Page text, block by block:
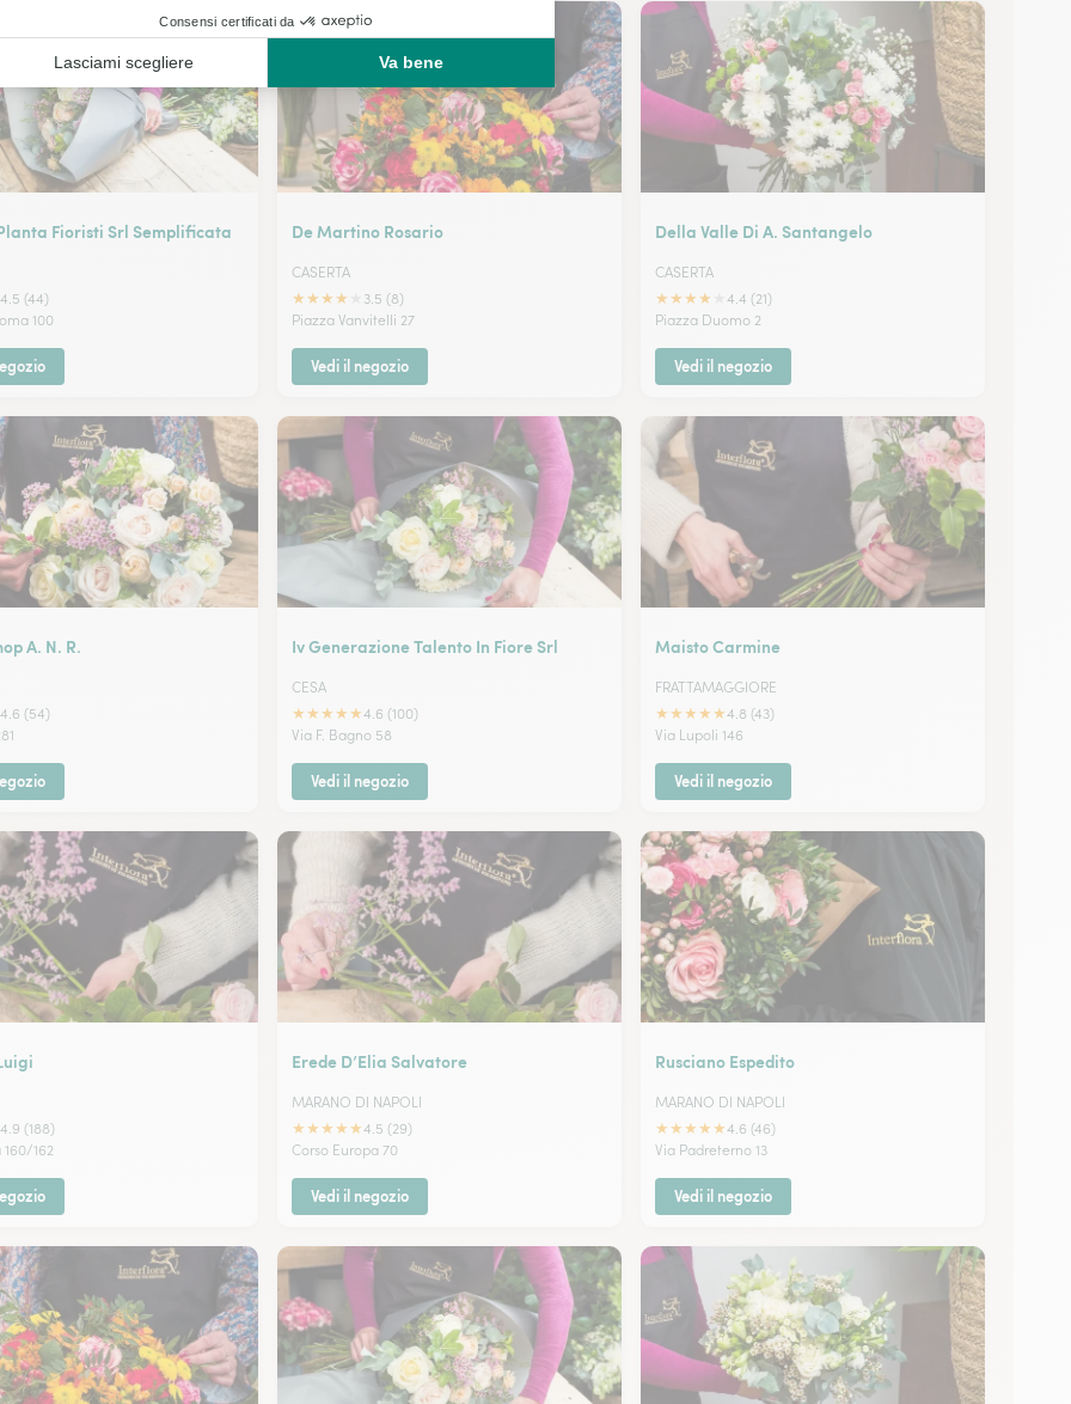
Fioristi Srl Semplificata
4.5 (44)
100
De Martino Rosario
CASERTA
★★★★
3.5 (8)
Piazza Vanvitelli 27
Vedi il negozio
Della Valle Di A. Santangelo
CASERTA
★★★★
4.4 (21)
Piazza Duomo 2
Vedi il negozio
A. N. R.
4.6 (54)
Iv Generazione Talento In Fiore Srl
CESA
★★★★★4.6 (100)
Via F. Bagno 58
Vedi il negozio
Maisto Carmine
FRATTAMAGGIORE
★★★★★4.8 (43)
Via Lupoli 146
Vedi il negozio
4.9 (188)
162
Erede D’Elia Salvatore
MARANO DI NAPOLI
★★★★★4.5 (29)
Corso Europa 70
Vedi il negozio
Rusciano Espedito
MARANO DI NAPOLI
★★★★★4.6 (46)
Via Padreterno 13
Vedi il negozio